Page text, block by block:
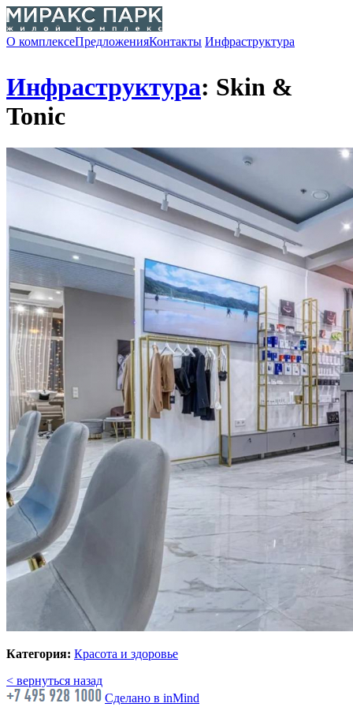
О комплексеПредложенияКонтакты Инфраструктура
Инфраструктура: Skin &
Tonic
Категория: Красота и здоровье
< вернуться назад
Сделано в inMind